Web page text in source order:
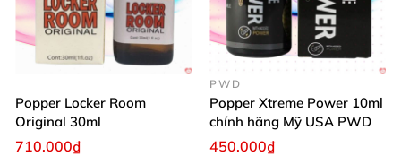
Popper Locker Room
Original 30ml
710.000₫
PWD
Popper Xtreme Power 10ml
chính hãng Mỹ USA PWD
450.000₫